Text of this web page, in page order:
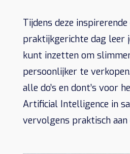
Tijdens deze inspirerende
praktijkgerichte dag leer
kunt inzetten om
persoonlijker te
alle do’s en dont’s voor
Artificial Intelligence in
vervolgens praktisch aan